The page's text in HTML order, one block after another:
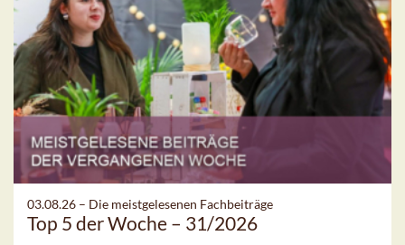
03.08.26 – Die meistgelesenen Fachbeiträge
Top 5 der Woche – 31/2026